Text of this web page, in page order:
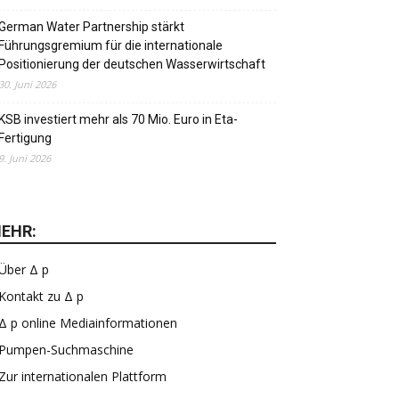
Water Partnership stärkt
für die internationale
der deutschen Wasserwirtschaft
Juni 2026
investiert mehr als 70 Mio. Euro in Eta-
Juni 2026
Δ p
zu Δ p
p online Mediainformationen
Suchmaschine
internationalen Plattform